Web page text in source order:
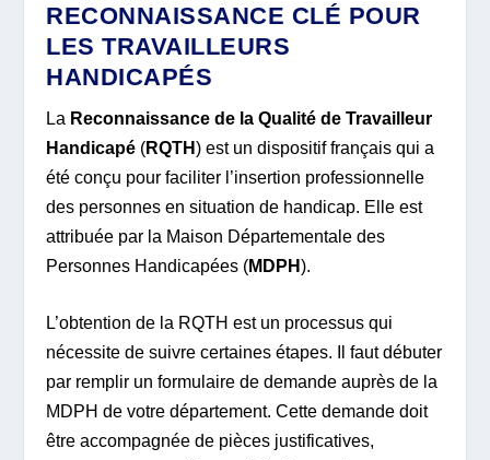
RECONNAISSANCE CLÉ POUR
LES TRAVAILLEURS
HANDICAPÉS
La Reconnaissance de la Qualité de Travailleur
Handicapé (RQTH) est un dispositif français qui a
été conçu pour faciliter l’insertion professionnelle
des personnes en situation de handicap. Elle est
attribuée par la Maison Départementale des
Personnes Handicapées (MDPH).
L’obtention de la RQTH est un processus qui
nécessite de suivre certaines étapes. Il faut débuter
par remplir un formulaire de demande auprès de la
MDPH de votre département. Cette demande doit
être accompagnée de pièces justificatives,